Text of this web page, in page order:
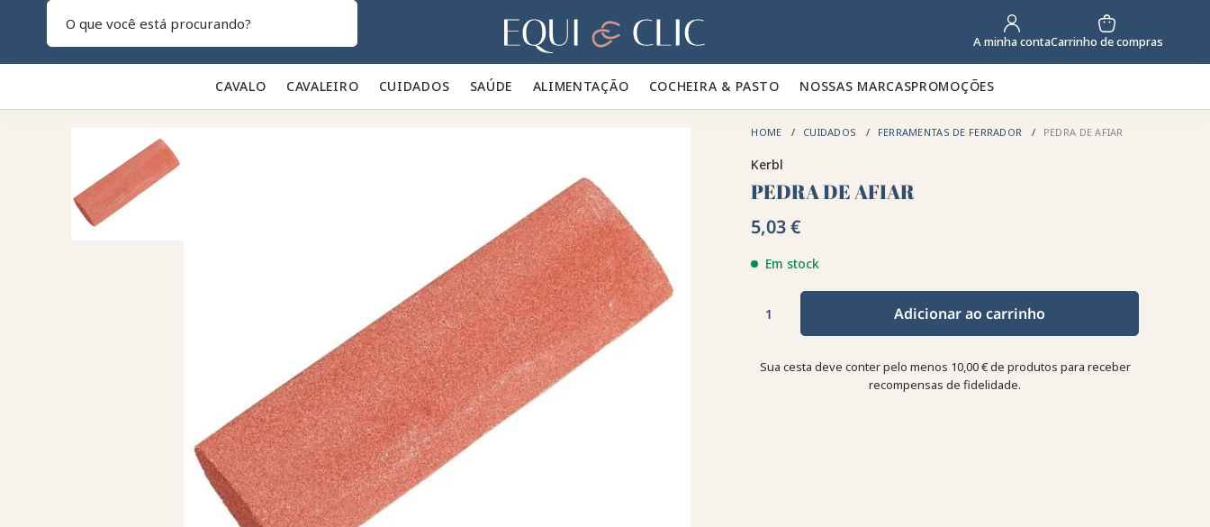
Lar A minha contaCarrinho de compras
CAVALO 🐎 CAVALEIRO 👕 CUIDADOS 🪮 SAÚDE ✨ ALIMENTAÇÃO 🥕 COCHEIRA & PASTO 🍃 NOSSAS MARCASPROMOÇÕES
HOME CUIDADOS FERRAMENTAS DE FERRADOR PEDRA DE AFIAR
Kerbl
PEDRA DE AFIAR
5,03 €
Em stock
Adicionar ao carrinho
Sua cesta deve conter pelo menos 10,00 € de produtos para receber
recompensas de fidelidade.